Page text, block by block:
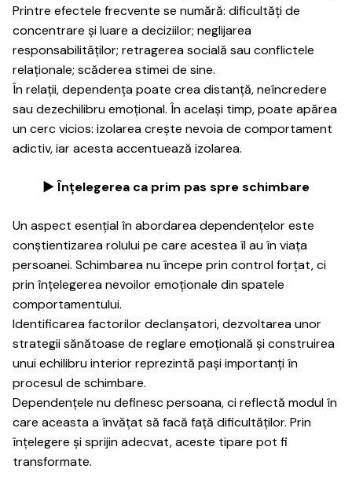
Printre efectele frecvente se numără: dificultăți de
concentrare și luare a deciziilor; neglijarea
responsabilităților; retragerea socială sau conflictele
relaționale; scăderea stimei de sine.
În relații, dependența poate crea distanță, neîncredere
sau dezechilibru emoțional. În același timp, poate apărea
un cerc vicios: izolarea crește nevoia de comportament
adictiv, iar acesta accentuează izolarea.
► Înțelegerea ca prim pas spre schimbare
Un aspect esențial în abordarea dependențelor este
conștientizarea rolului pe care acestea îl au în viața
persoanei. Schimbarea nu începe prin control forțat, ci
prin înțelegerea nevoilor emoționale din spatele
comportamentului.
Identificarea factorilor declanșatori, dezvoltarea unor
strategii sănătoase de reglare emoțională și construirea
unui echilibru interior reprezintă pași importanți în
procesul de schimbare.
Dependențele nu definesc persoana, ci reflectă modul în
care aceasta a învățat să facă față dificultăților. Prin
înțelegere și sprijin adecvat, aceste tipare pot fi
transformate.